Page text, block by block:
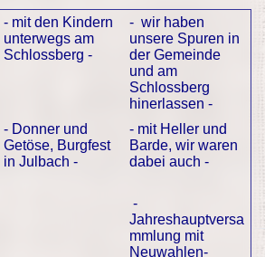
- mit den Kindern
unterwegs am
Schlossberg -
- wir haben
unsere Spuren in
der Gemeinde
und am
Schlossberg
hinerlassen -
- Donner und
Getöse, Burgfest
in Julbach -
- mit Heller und
Barde, wir waren
dabei auch -
-
Jahreshauptversa
mmlung mit
Neuwahlen-